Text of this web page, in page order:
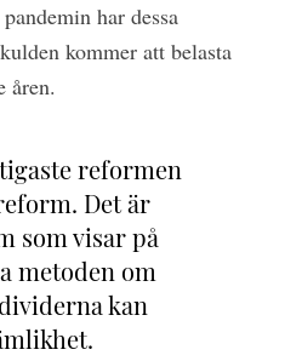
har dessa
kommer att belasta
åren.
reformen
Det är
som visar på
metoden om
kan